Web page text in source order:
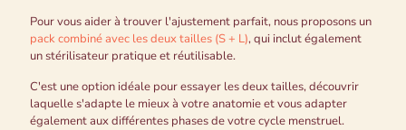
Pour vous aider à trouver l'ajustement parfait, nous proposons un
pack combiné avec les deux tailles (S + L), qui inclut également
un stérilisateur pratique et réutilisable.
C'est une option idéale pour essayer les deux tailles, découvrir
laquelle s'adapte le mieux à votre anatomie et vous adapter
également aux différentes phases de votre cycle menstruel.